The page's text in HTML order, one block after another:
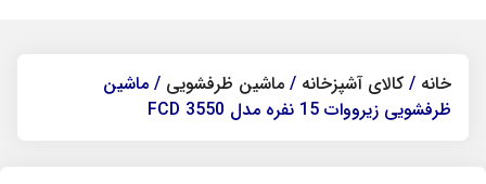
خانه / کالای آشپزخانه / ماشین ظرفشویی / ماشین
ظرفشویی زیرووات 15 نفره مدل FCD 3550